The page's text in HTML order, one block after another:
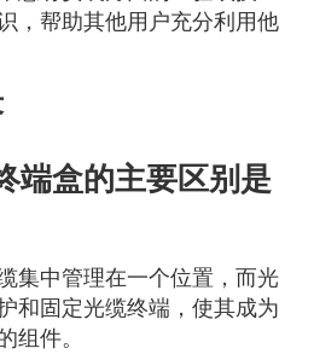
，帮助其他用户充分利用他
端盒的主要区别是
集中管理在一个位置，而光
和固定光缆终端，使其成为
组件。